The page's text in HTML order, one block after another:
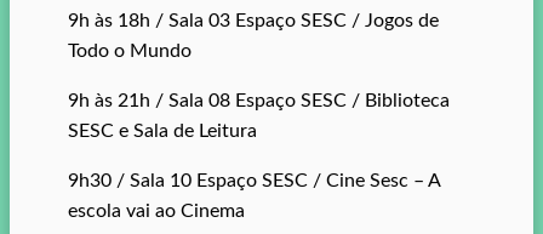
9h às 18h / Sala 03 Espaço SESC / Jogos de
Todo o Mundo
9h às 21h / Sala 08 Espaço SESC / Biblioteca
SESC e Sala de Leitura
9h30 / Sala 10 Espaço SESC / Cine Sesc – A
escola vai ao Cinema